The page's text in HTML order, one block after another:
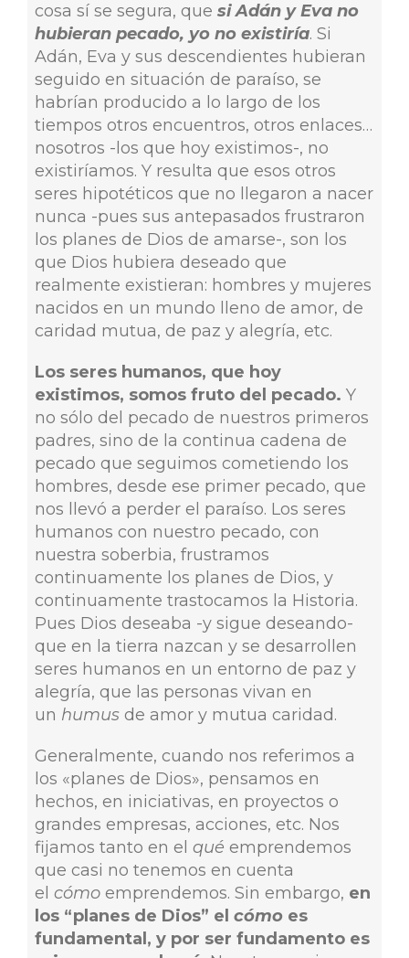
cosa sí se segura, que si Adán y Eva no
hubieran pecado, yo no existiría. Si
Adán, Eva y sus descendientes hubieran
seguido en situación de paraíso, se
habrían producido a lo largo de los
tiempos otros encuentros, otros enlaces…
nosotros -los que hoy existimos-, no
existiríamos. Y resulta que esos otros
seres hipotéticos que no llegaron a nacer
nunca -pues sus antepasados frustraron
los planes de Dios de amarse-, son los
que Dios hubiera deseado que
realmente existieran: hombres y mujeres
nacidos en un mundo lleno de amor, de
caridad mutua, de paz y alegría, etc.
Los seres humanos, que hoy
existimos, somos fruto del pecado. Y
no sólo del pecado de nuestros primeros
padres, sino de la continua cadena de
pecado que seguimos cometiendo los
hombres, desde ese primer pecado, que
nos llevó a perder el paraíso. Los seres
humanos con nuestro pecado, con
nuestra soberbia, frustramos
continuamente los planes de Dios, y
continuamente trastocamos la Historia.
Pues Dios deseaba -y sigue deseando-
que en la tierra nazcan y se desarrollen
seres humanos en un entorno de paz y
alegría, que las personas vivan en
un humusde amor y mutua caridad.
Generalmente, cuando nos referimos a
los «planes de Dios», pensamos en
hechos, en iniciativas, en proyectos o
grandes empresas, acciones, etc. Nos
fijamos tanto en el qué emprendemos
que casi no tenemos en cuenta
el cómoemprendemos. Sin embargo, en
los “planes de Dios” el cómoes
fundamental, y por ser fundamento es